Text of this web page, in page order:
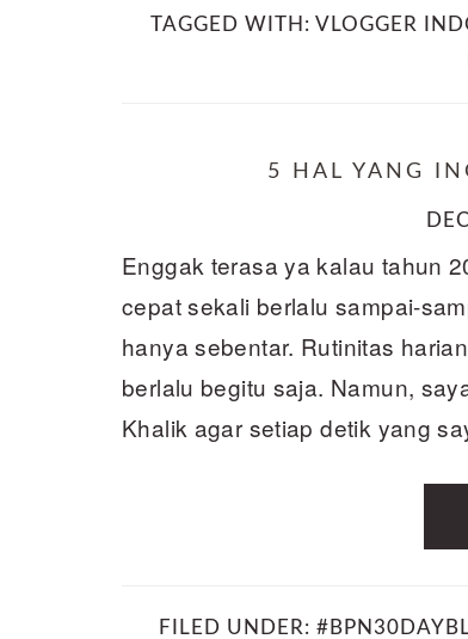
TAGGED WITH: VLOGGER
5 HAL YANG
Enggak terasa ya kalau tahun
cepat sekali berlalu sampai-
hanya sebentar. Rutinitas
berlalu begitu saja. Namun,
Khalik agar setiap detik yang
FILED UNDER: